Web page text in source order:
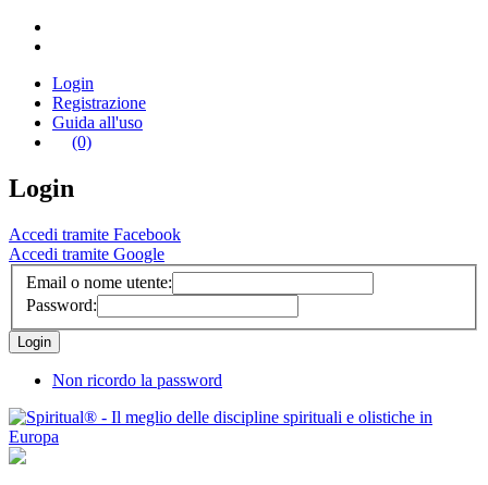
Login
Registrazione
Guida all'uso
(0)
Login
Accedi tramite Facebook
Accedi tramite Google
Email o nome utente:
Password:
Non ricordo la password